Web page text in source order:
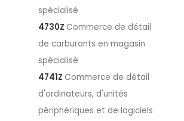
spécialisé
4730Z Commerce de détail
de carburants en magasin
spécialisé
4741Z Commerce de détail
d'ordinateurs, d'unités
périphériques et de logiciels